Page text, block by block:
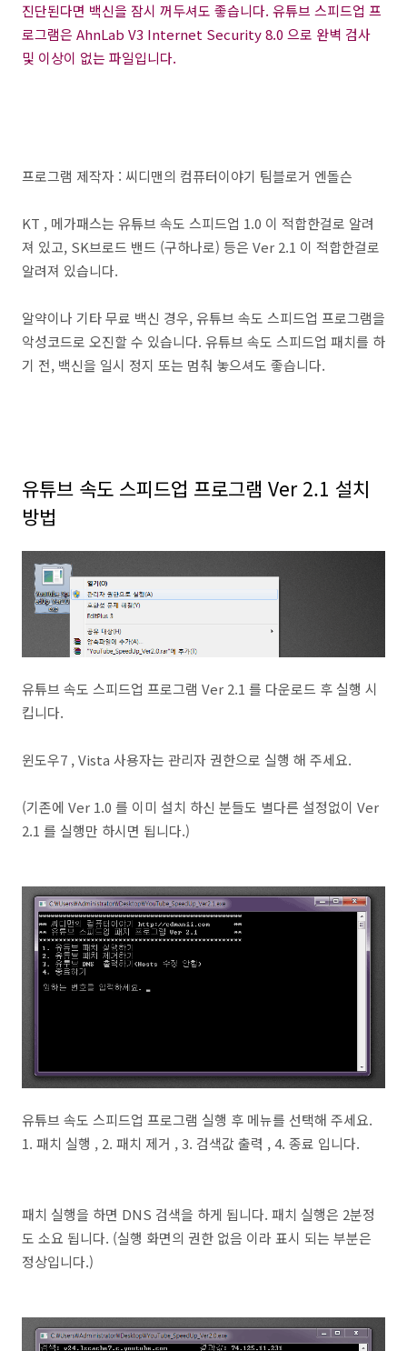
진단된다면 백신을 잠시 꺼두셔도 좋습니다. 유튜브 스피드업 프
로그램은 AhnLab V3 Internet Security 8.0 으로 완벽 검사
및 이상이 없는 파일입니다.
프로그램 제작자 : 씨디맨의 컴퓨터이야기 팀블로거 엔돌슨
KT , 메가패스는 유튜브 속도 스피드업 1.0 이 적합한걸로 알려
져 있고, SK브로드 밴드 (구하나로) 등은 Ver 2.1 이 적합한걸로
알려져 있습니다.
알약이나 기타 무료 백신 경우, 유튜브 속도 스피드업 프로그램을
악성코드로 오진할 수 있습니다. 유튜브 속도 스피드업 패치를 하
기 전, 백신을 일시 정지 또는 멈춰 놓으셔도 좋습니다.
유튜브 속도 스피드업 프로그램 Ver 2.1 설치
방법
유튜브 속도 스피드업 프로그램 Ver 2.1 를 다운로드 후 실행 시
킵니다.
윈도우7 , Vista 사용자는 관리자 권한으로 실행 해 주세요.
(기존에 Ver 1.0 를 이미 설치 하신 분들도 별다른 설정없이 Ver
2.1 를 실행만 하시면 됩니다.)
유튜브 속도 스피드업 프로그램 실행 후 메뉴를 선택해 주세요.
1. 패치 실행 , 2. 패치 제거 , 3. 검색값 출력 , 4. 종료 입니다.
패치 실행을 하면 DNS 검색을 하게 됩니다. 패치 실행은 2분정
도 소요 됩니다. (실행 화면의 권한 없음 이라 표시 되는 부분은
정상입니다.)